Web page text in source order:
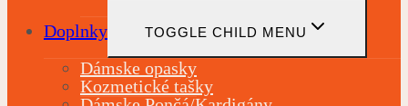
Doplnky TOGGLE CHILD MENU
Dámske opasky
Kozmetické tašky